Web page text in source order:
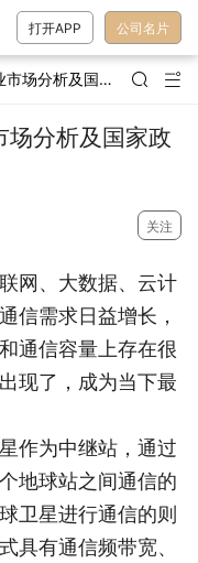
打开APP 公司名片
凡亿专栏 | 2024年中国卫星通信行业市场分析及国家政策汇总  
分析及国家政
关注
网、大数据、云计
信需求日益增长，
通信容量上存在很
现了，成为当下最
作为中继站，通过
地球站之间通信的
卫星进行通信的则
具有通信频带宽、